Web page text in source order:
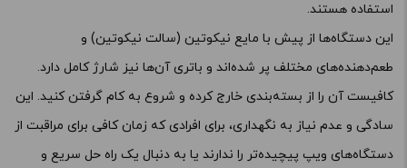
استفاده هستند.
این دستگاه‌ها از پیش با مایع نیکوتین (سالت نیکوتین) و
طعم‌دهنده‌های مختلف پر شده‌اند و باتری آن‌ها نیز شارژ کامل دارد.
کافیست آن را از بسته‌بندی خارج کرده و شروع به کام گرفتن کنید. این
سادگی و عدم نیاز به نگهداری، برای افرادی که زمان کافی برای مراقبت از
دستگاه‌های ویپ پیچیده‌تر را ندارند یا به دنبال یک راه حل سریع و